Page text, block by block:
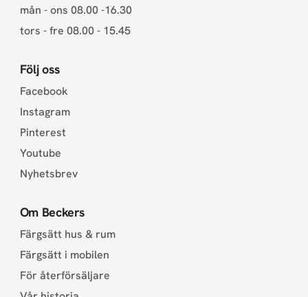
mån - ons 08.00 -16.30
tors - fre 08.00 - 15.45
Följ oss
Facebook
Instagram
Pinterest
Youtube
Nyhetsbrev
Om Beckers
Färgsätt hus & rum
Färgsätt i mobilen
För återförsäljare